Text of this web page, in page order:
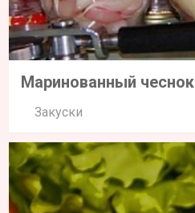
Маринованный чеснок
Закуски